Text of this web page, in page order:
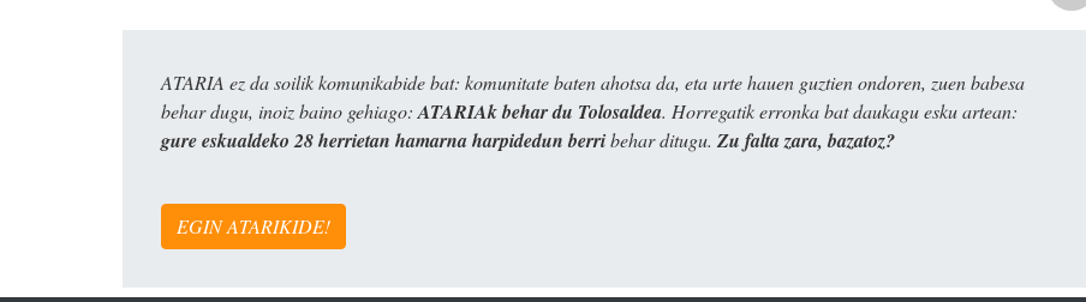
ATARIA ez da soilik komunikabide bat: komunitate baten ahotsa da, eta urte hauen guztien ondoren, zuen babesa
behar dugu, inoiz baino gehiago: ATARIAk behar du Tolosaldea. Horregatik erronka bat daukagu esku artean:
gure eskualdeko 28 herrietan hamarna harpidedun berribehar ditugu. Zu falta zara, bazatoz?
EGIN ATARIKIDE!